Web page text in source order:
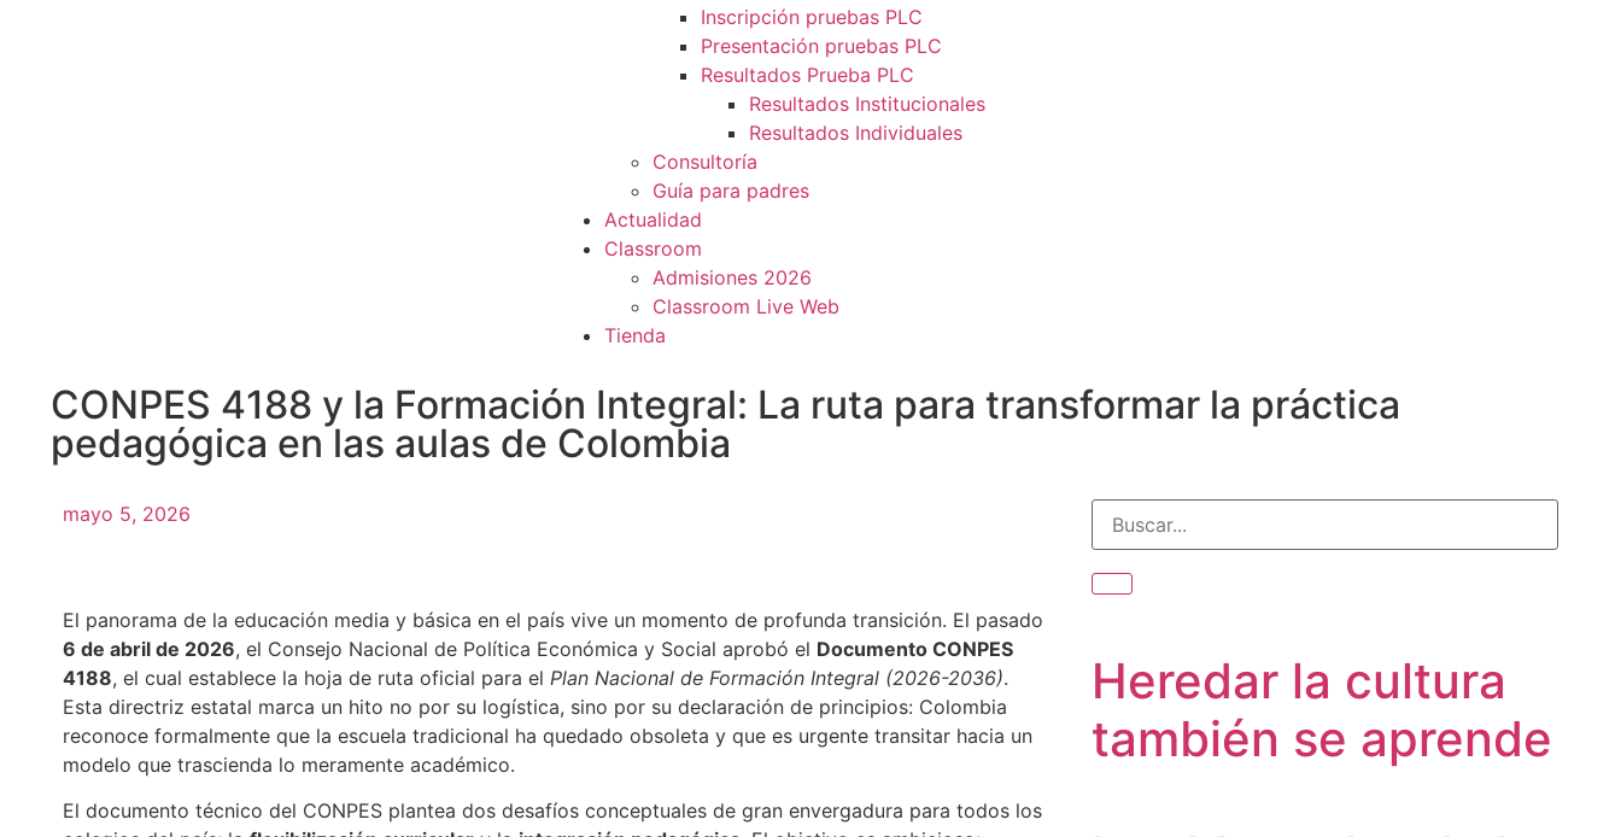
Inscripción pruebas PLC
Presentación pruebas PLC
Resultados Prueba PLC
Resultados Institucionales
Resultados Individuales
Consultoría
Guía para padres
Actualidad
Classroom
Admisiones 2026
Classroom Live Web
Tienda
CONPES 4188 y la Formación Integral: La ruta para transformar la práctica
pedagógica en las aulas de Colombia
mayo 5, 2026
El panorama de la educación media y básica en el país vive un momento de profunda transición. El pasado
6 de abril de 2026, el Consejo Nacional de Política Económica y Social aprobó el Documento CONPES
4188, el cual establece la hoja de ruta oficial para el Plan Nacional de Formación Integral (2026-2036).
Esta directriz estatal marca un hito no por su logística, sino por su declaración de principios: Colombia
reconoce formalmente que la escuela tradicional ha quedado obsoleta y que es urgente transitar hacia un
modelo que trascienda lo meramente académico.
El documento técnico del CONPES plantea dos desafíos conceptuales de gran envergadura para todos los
Heredar la cultura
también se aprende